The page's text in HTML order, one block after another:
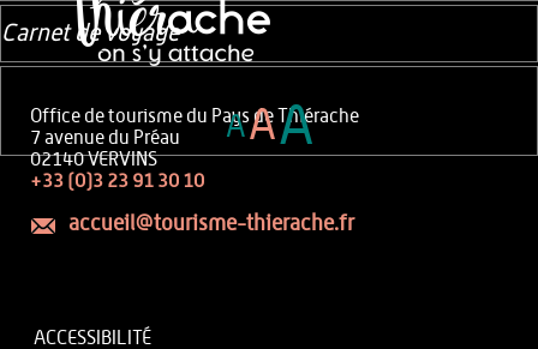
Office de tourisme du Pays de Thiérache
7 avenue du Préau
02140 VERVINS
+33 (0)3 23 91 30 10
accueil@tourisme-thierache.fr
ACCESSIBILITÉ
Carnet de voyage
AAA